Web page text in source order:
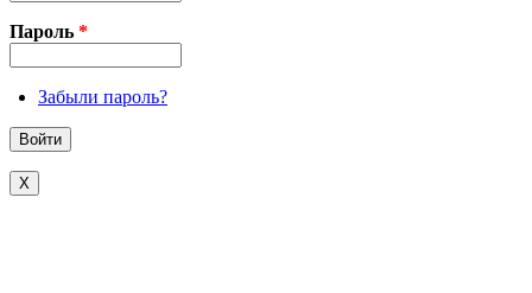
Пароль *
Забыли пароль?
X